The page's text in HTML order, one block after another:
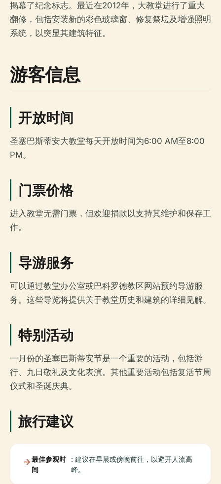
揭幕了纪念标志。最近在2012年，大教堂进行了重大
翻修，包括安装新的彩色玻璃窗、修复祭坛及增强照明
系统，以突显其建筑特征。
游客信息
开放时间
圣塞巴斯蒂安大教堂每天开放时间为6:00 AM至8:00
PM。
门票价格
进入教堂无需门票，但欢迎捐款以支持其维护和保存工
作。
导游服务
可以通过教堂办公室或巴科罗德教区网站预约导游服
务。这些导览将提供关于教堂历史和建筑的详细见解。
特别活动
一月份的圣塞巴斯蒂安节是一个重要的活动，包括游
行、九日敬礼及文化表演。其他重要活动包括复活节周
仪式和圣诞庆典。
旅行建议
最佳参观时
间
: 建议在早晨或傍晚前往，以避开人流高
峰。